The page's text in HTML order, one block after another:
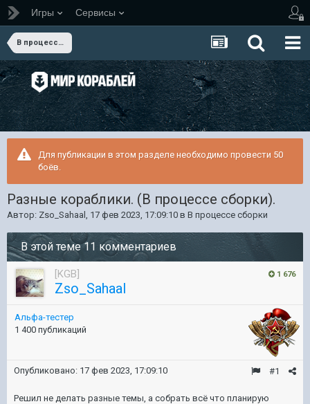
Игры Сервисы
В процессе сборки
Для публикации в этом разделе необходимо провести 50
боёв.
Разные кораблики. (В процессе сборки).
Автор: Zso_Sahaal , 17 фев 2023, 17:09:10 в В процессе сборки
В этой теме 11 комментариев
1 676
[KGB]
Zso_Sahaal
Альфа-тестер
1 400 публикаций
#1
Опубликовано: 17 фев 2023, 17:09:10
Решил не делать разные темы, а собрать всё что планирую